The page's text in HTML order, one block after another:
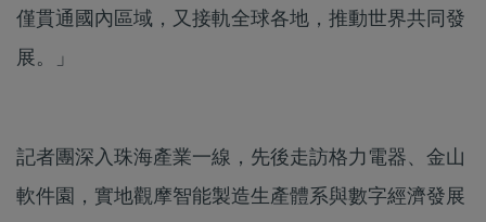
僅貫通國內區域，又接軌全球各地，推動世界共同發
展。」
記者團深入珠海產業一線，先後走訪格力電器、金山
軟件園，實地觀摩智能製造生產體系與數字經濟發展